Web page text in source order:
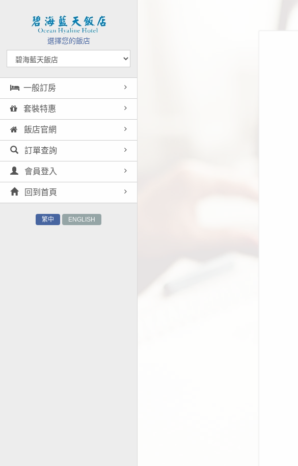
選擇您的飯店
一般訂房
套裝特惠
飯店官網
訂單查詢
會員登入
回到首頁
繁中 ENGLISH